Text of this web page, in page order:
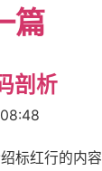
篇
剖析
标红行的内